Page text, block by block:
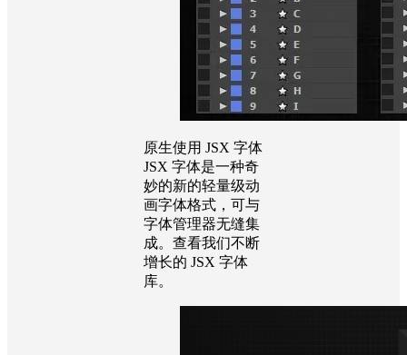
原生使用 JSX 字体
JSX 字体是一种奇
妙的新的轻量级动
画字体格式，可与
字体管理器无缝集
成。查看我们不断
增长的 JSX 字体
库。